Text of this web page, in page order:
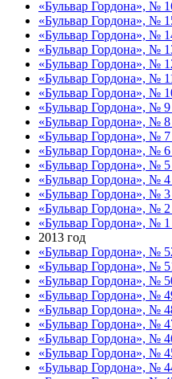
«Бульвар Гордона», №
«Бульвар Гордона», №
«Бульвар Гордона», №
«Бульвар Гордона», №
«Бульвар Гордона», №
«Бульвар Гордона», №
«Бульвар Гордона», №
«Бульвар Гордона», №
«Бульвар Гордона», №
«Бульвар Гордона», №
«Бульвар Гордона», №
«Бульвар Гордона», №
«Бульвар Гордона», №
«Бульвар Гордона», №
«Бульвар Гордона», №
«Бульвар Гордона», №
2013 год
«Бульвар Гордона», №
«Бульвар Гордона», №
«Бульвар Гордона», №
«Бульвар Гордона», №
«Бульвар Гордона», №
«Бульвар Гордона», №
«Бульвар Гордона», №
«Бульвар Гордона», №
«Бульвар Гордона», №